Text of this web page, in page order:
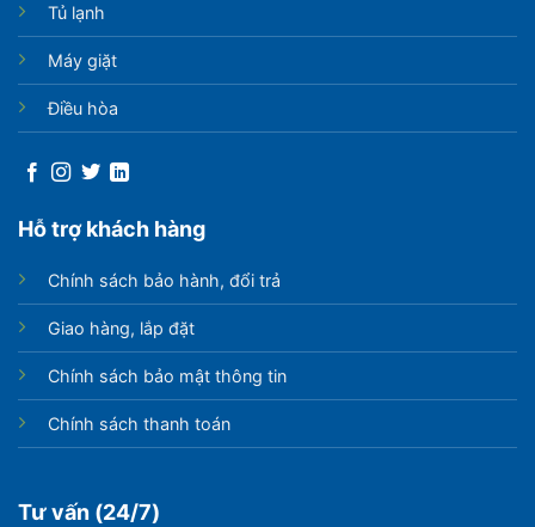
Tủ lạnh
Máy giặt
Điều hòa
Hỗ trợ khách hàng
Chính sách bảo hành, đổi trả
Giao hàng, lắp đặt
Chính sách bảo mật thông tin
Chính sách thanh toán
Tư vấn (24/7)